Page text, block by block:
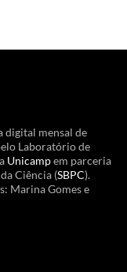
digital mensal de
Laboratório de
Unicampem parceria
Ciência (SBPC).
Marina Gomes e